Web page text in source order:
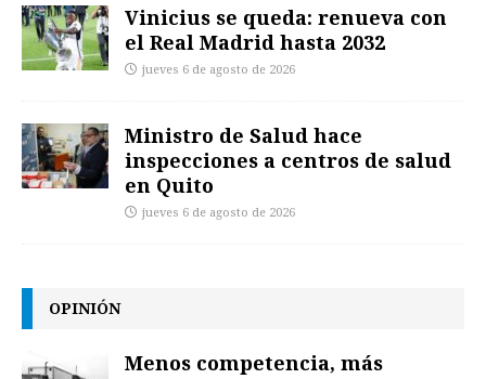
Vinicius se queda: renueva con
el Real Madrid hasta 2032
jueves 6 de agosto de 2026
Ministro de Salud hace
inspecciones a centros de salud
en Quito
jueves 6 de agosto de 2026
OPINIÓN
Menos competencia, más